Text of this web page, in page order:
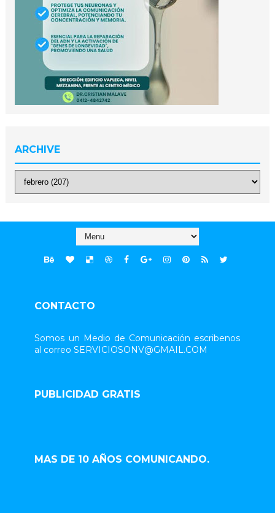
ARCHIVE
CONTACTO
Somos un Medio de Comunicación escribenos
al correo SERVICIOSONV@GMAIL.COM
PUBLICIDAD GRATIS
MAS DE 10 AÑOS COMUNICANDO.